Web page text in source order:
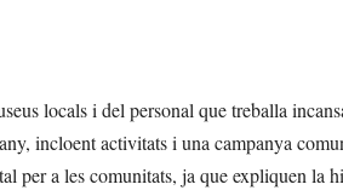
locals i del personal que treballa
incloent activitats i una campanya
per a les comunitats, ja que expliquen la